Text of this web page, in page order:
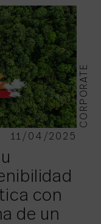
CORPORATE
11/04/2025
con
de un